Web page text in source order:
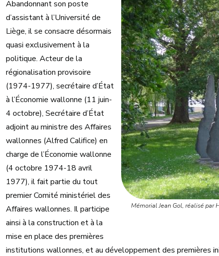
Mémorial Jean Gol, réalisé
Abandonnant son poste
d’assistant à l’Université de
Liège, il se consacre désormais
quasi exclusivement à la
politique. Acteur de la
régionalisation provisoire
(1974-1977), secrétaire d’État
à l’Économie wallonne (11 juin-
4 octobre), Secrétaire d’État
adjoint au ministre des Affaires
wallonnes (Alfred Califice) en
charge de l’Économie wallonne
(4 octobre 1974-18 avril
1977), il fait partie du tout
premier Comité ministériel des
Affaires wallonnes. Il participe
ainsi à la construction et à la
mise en place des premières
institutions wallonnes, et au développement des premières